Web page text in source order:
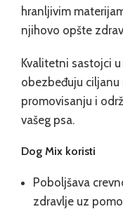
hranljivim
njihovo opšte
Kvalitetni sastojci
obezbeđuju ciljanu
promovisanju i
vašeg psa.
Dog Mix koristi
Poboljšava
zdravlje uz